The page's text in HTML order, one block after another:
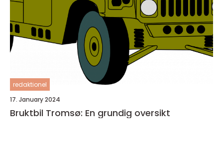
redaktionel
17. January 2024
Bruktbil Tromsø: En grundig oversikt